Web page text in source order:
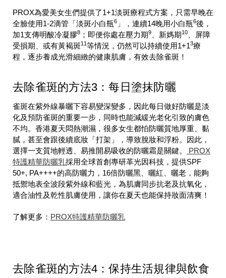
PROX為愛美女生們提供了1+1淡斑療程式方案，只需早晚在
全臉使用1-2滴管「淡斑小白瓶6 」，連續14晚用小白瓶6後，
加1支傳明酸冷凝膠8 ；即便你處在壓力期9 、新媽期10
、屏障
受損期、或有黃褐斑11等情況，仍然可以持續使用1+13療
程，逐步養成光滑細緻的健康肌膚，有效去除雀斑！
去除雀斑的方法3：每日塗抹防曬
雀斑在紫外線暴曬下容易變深變多，因此每日做好防曬是淡
化及預防雀斑的重要一步，同時也能減緩光老化引致的膚色
不均。香港夏天悶熱潮濕，很多女生都怕防曬質地厚重、黏
膩，甚至會跟後續底妝「打架」，導致脫妝和浮粉。因此，
選擇一支質地輕透、易推開易吸收的防曬霜是關鍵。
PROX
特護精華防曬乳採用全球首創專研革光因科技，提供SPF
50+, PA++++的高防曬力，16倍防曬黑、曬紅、曬老，能夠
抵禦地表全波段紫外線和藍光，為肌膚同步抗老及抗氧化，
適合油性及乾性肌膚使用，讓你在夏天也能保持妝面清爽！
了解更多： PROX特護精華防曬乳
去除雀斑的方法4：保持生活規律與飲食